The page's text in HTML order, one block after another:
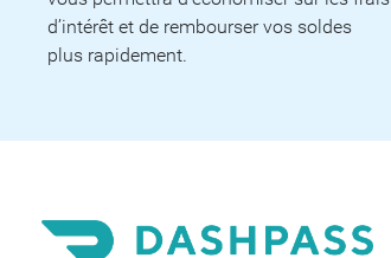
d’intérêt et de rembourser vos soldes
plus rapidement.